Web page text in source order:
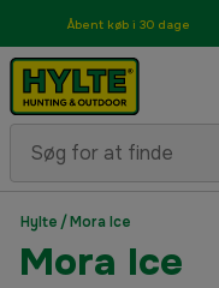
Åbent køb i 30 dage
Hylte /Mora Ice
Mora Ice